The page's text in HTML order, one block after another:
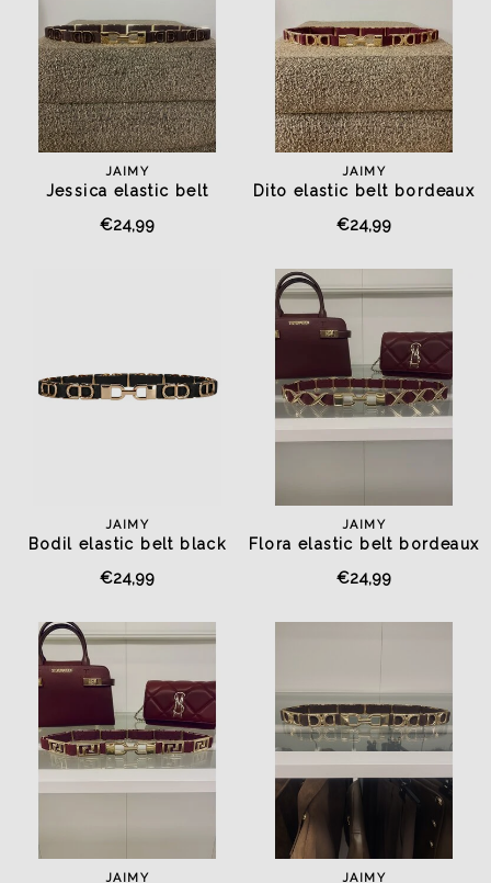
JAIMY
Jessica elastic belt
€24,99
JAIMY
Dito elastic belt bordeaux
€24,99
JAIMY
Bodil elastic belt black
€24,99
JAIMY
Flora elastic belt bordeaux
€24,99
JAIMY JAIMY